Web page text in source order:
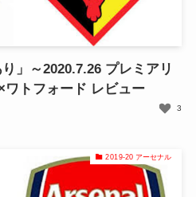
」～2020.7.26 プレミアリ
ワトフォード レビュー
3
2019-20 アーセナル